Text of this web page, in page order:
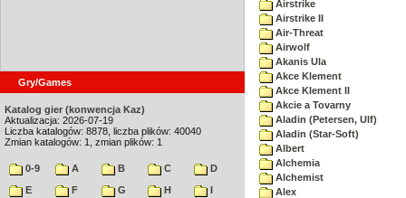
Gry/Games
Katalog gier (konwencja Kaz)
Aktualizacja: 2026-07-19
Liczba katalogów: 8878, liczba plików: 40040
Zmian katalogów: 1, zmian plików: 1
0-9 A B C
D
E
F G H
I
Airstrike
Airstrike II
Air-Threat
Airwolf
Akanis Ula
Akce Klement
Akce Klement II
Akcie a Tovarny
Aladin (Petersen, Ulf)
Aladin (Star-Soft)
Albert
Alchemia
Alchemist
Alex